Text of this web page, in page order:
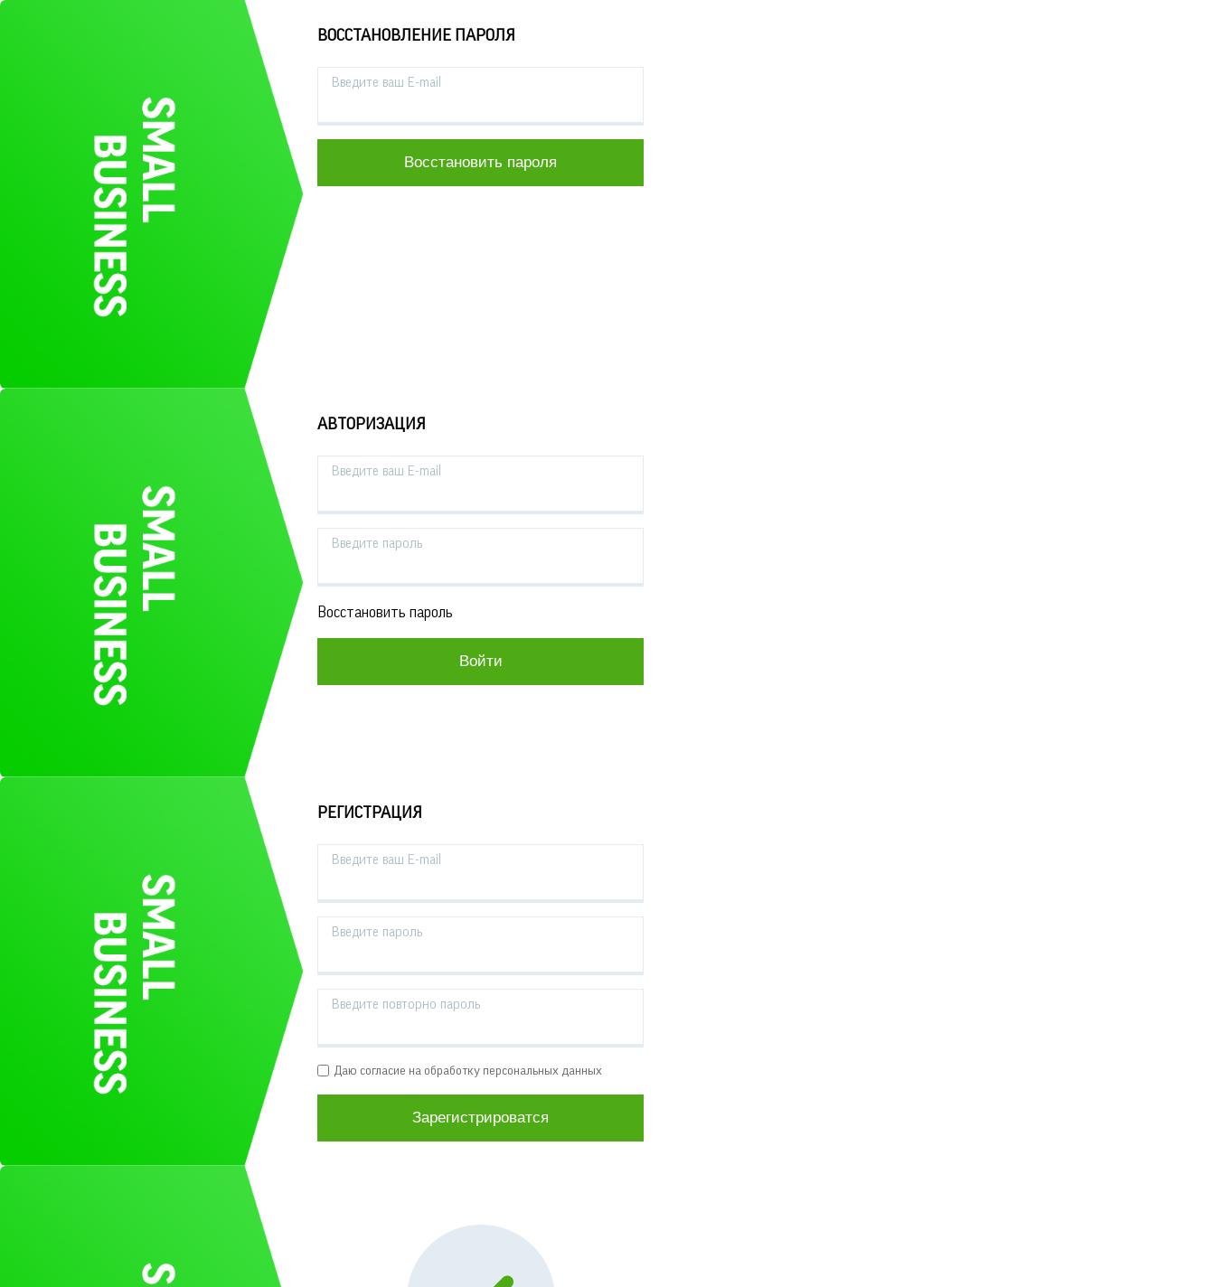
ВОССТАНОВЛЕНИЕ ПАРОЛЯ
Введите ваш E-mail
АВТОРИЗАЦИЯ
Введите ваш E-mail
Введите пароль
Восстановить пароль
РЕГИСТРАЦИЯ
Введите ваш E-mail
Введите пароль
Введите повторно пароль
Даю согласие на обработку персональных данных